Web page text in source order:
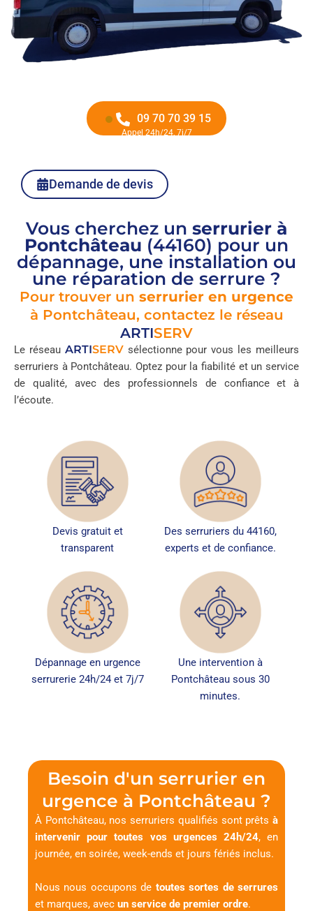
09 70 70 39 15
Appel 24h/24, 7j/7
Demande de devis
Vous cherchez un serrurier à
Pontchâteau (44160) pour un
dépannage, une installation ou
une réparation de serrure ?
Pour trouver un serrurier en urgence
à Pontchâteau, contactez le réseau
ARTISERV
Le réseau ARTISERVsélectionne pour vous les meilleurs
serruriers à Pontchâteau. Optez pour la fiabilité et un service
de qualité, avec des professionnels de confiance et à
l’écoute.
Devis gratuit et
transparent
Des serruriers du 44160,
experts et de confiance.
Dépannage en urgence
serrurerie 24h/24 et 7j/7
Une intervention à
Pontchâteau sous 30
minutes.
Besoin d'un serrurier en
urgence à Pontchâteau ?
À Pontchâteau, nos serruriers qualifiés sont prêts à
intervenir pour toutes vos urgences 24h/24, en
journée, en soirée, week-ends et jours fériés inclus.
Nous nous occupons de toutes sortes de serrures
et marques, avec un service de premier ordre.